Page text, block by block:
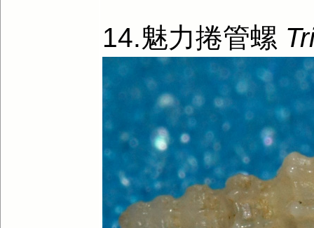
14.魅力捲管螺